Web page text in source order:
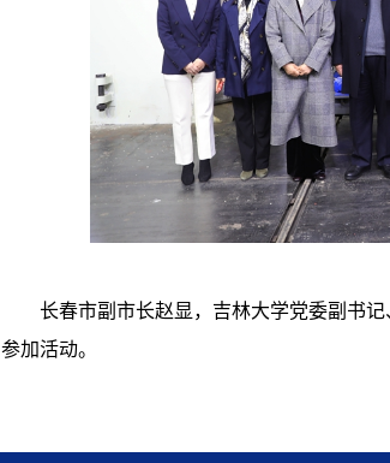
长春市副市长赵显，吉林大学党委副书
参加活动。